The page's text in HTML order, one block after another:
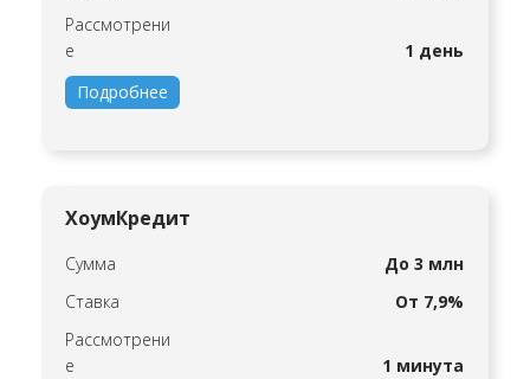
Рассмотрени
е
1 день
Подробнее
ХоумКредит
Сумма
До 3 млн
Ставка
От 7,9%
Рассмотрени
е
1 минута